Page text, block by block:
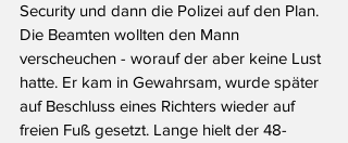
Security und dann die Polizei auf den Plan.
Die Beamten wollten den Mann
verscheuchen - worauf der aber keine Lust
hatte. Er kam in Gewahrsam, wurde später
auf Beschluss eines Richters wieder auf
freien Fuß gesetzt. Lange hielt der 48-